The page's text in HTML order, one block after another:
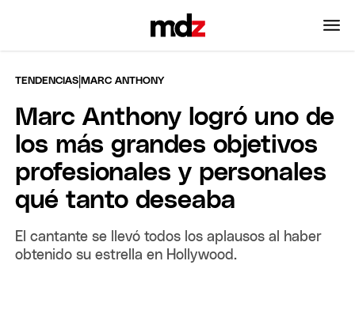
TENDENCIAS |MARC ANTHONY
Marc Anthony logró uno de
los más grandes objetivos
profesionales y personales
qué tanto deseaba
El cantante se llevó todos los aplausos al haber
obtenido su estrella en Hollywood.